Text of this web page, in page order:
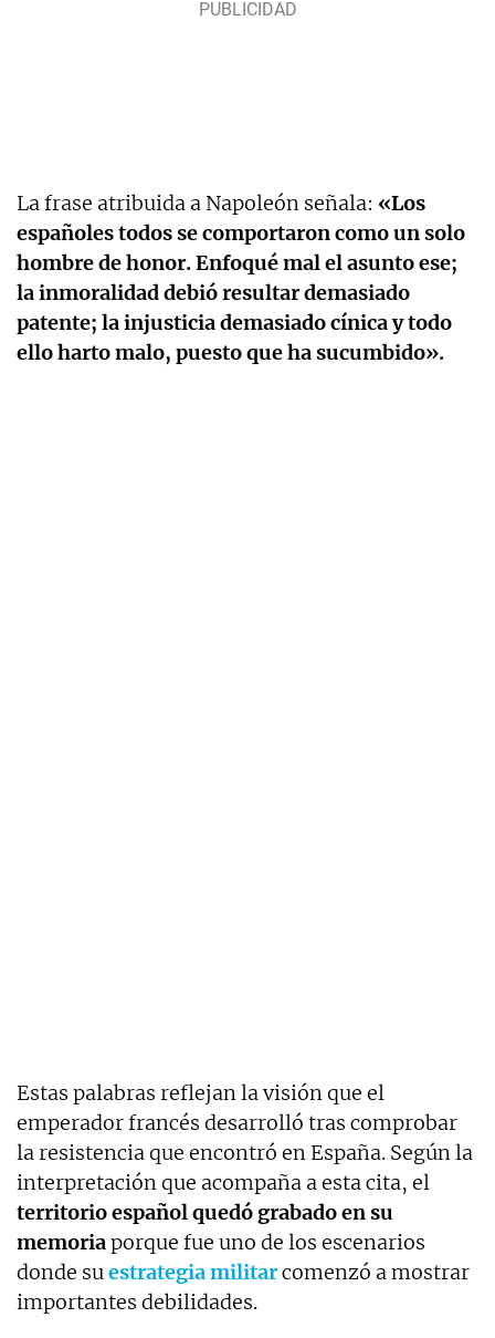
La frase atribuida a Napoleón señala: «Los
españoles todos se comportaron como un solo
hombre de honor. Enfoqué mal el asunto ese;
la inmoralidad debió resultar demasiado
patente; la injusticia demasiado cínica y todo
ello harto malo, puesto que ha sucumbido».
Estas palabras reflejan la visión que el
emperador francés desarrolló tras comprobar
la resistencia que encontró en España. Según la
interpretación que acompaña a esta cita, el
territorio español quedó grabado en su
memoriaporque fue uno de los escenarios
donde suestrategia militarcomenzó a mostrar
importantes debilidades.